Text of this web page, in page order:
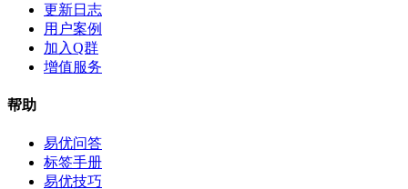
更新日志
用户案例
加入Q群
增值服务
帮助
易优问答
标签手册
易优技巧